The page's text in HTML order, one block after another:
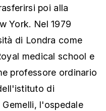
poi alla
York. Nel 1979
di Londra come
medical school e
professore ordinario
di
l'ospedale